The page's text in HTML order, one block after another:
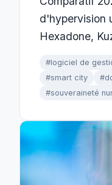
d'hypervision
Hexadone,
#logiciel de
#smart city
#souveraineté